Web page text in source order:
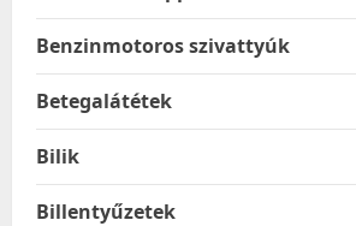
Benzinmotoros szivattyúk
Betegalátétek
Bilik
Billentyűzetek